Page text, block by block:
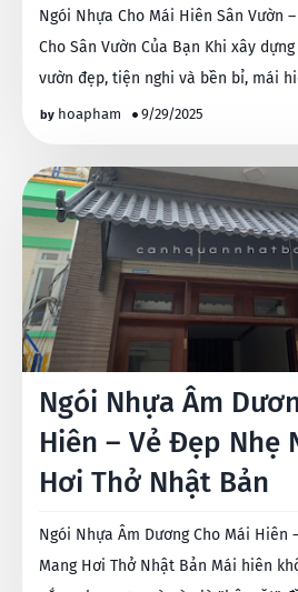
Ngói Nhựa Cho Mái Hiên Sân Vườn
Cho Sân Vườn Của Bạn Khi xây
vườn đẹp, tiện nghi và bền bỉ, mái
hoapham 9/29/2025
Ngói Nhựa Âm
Hiên – Vẻ Đẹp Nhẹ
Hơi Thở Nhật Bản
Ngói Nhựa Âm Dương Cho Mái Hiên
Mang Hơi Thở Nhật Bản Mái hiên